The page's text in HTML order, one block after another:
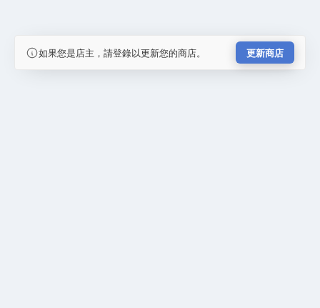
如果您是店主，請登錄以更新您的商店。 更新商店